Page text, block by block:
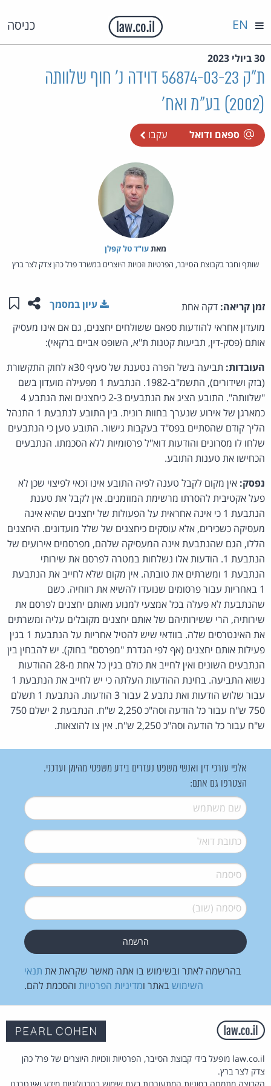
כניסה EN
30 ביולי 2023
ת"ק 56874-03-23 דוידה נ' חוף שלוותה
(2002) בע"מ ואח'
ספאם ודואל עקבו
מאת‏עו"ד טל קפלן
שותף וחבר בקבוצת הסייבר, הפרטיות וזכויות היוצרים במשרד פרל כהן צדק לצר ברץ
זמן קריאה: דקה אחת שתפו
עיון במסמך
מועדון אחראי להודעות ספאם ששולחים יחצנים, גם אם אינו מעסיק
אותם (פסק-דין, תביעות קטנות ת"א, השופט אביים ברקאי):
העובדות:
תביעה בשל הפרה נטענת של סעיף 30א לחוק התקשורת
(בזק ושידורים), התשמ"ב-1982. הנתבעת 1 מפעילה מועדון בשם
"שלוותה". התובע הציג את הנתבעים 2-3 כיחצנים ואת הנתבע 4
כמארגן של אירוע שנערך בחוות רונית. בין התובע לנתבעת 1 התנהל
הליך קודם שהסתיים בפס"ד בעקבות גישור. התובע טען כי הנתבעים
שלחו לו מסרונים והודעות דוא"ל פרסומיות ללא הסכמתו. הנתבעים
הכחישו את טענות התובע.
נפסק: אין מקום לקבל טענה לפיה התובע אינו זכאי לפיצוי שכן לא
פעל אקטיבית להסרתו מרשימת המוזמנים. אין לקבל את טענת
הנתבעת 1 כי אינה אחראית על הפעולות של יחצנים שהיא אינה
מעסיקה כשכירים, אלא עוסקים כיחצנים של שלל מועדונים. היחצנים
הללו, הגם שהנתבעת אינה המעסיקה שלהם, מפרסמים אירועים של
הנתבעת 1. הודעות אלו נשלחות במטרה לפרסם את שירותי
הנתבעת 1 ומשרתים את טובתה. אין מקום שלא לחייב את הנתבעת
1 באחריות עבור פרסומים שנועדו להשיא את רווחיה. כשם
שהנתבעת לא פעלה בכל אמצעי למנוע מאותם יחצנים לפרסם את
שירותיה, הרי ששירותיהם של אותם יחצנים מקובלים עליה ומשרתים
את האינטרסים שלה. בוודאי שיש להטיל אחריות על הנתבעת 1 בגין
פעילות אותם יחצנים (אף לפי הגדרת "מפרסם" בחוק). יש להבחין בין
הנתבעים השונים ואין לחייב את כולם בגין כל אחת מ-28 ההודעות
נשוא התביעה. בחינת ההודעות העלתה כי יש לחייב את הנתבעת 1
עבור שלוש הודעות ואת נתבע 2 עבור 3 הודעות. הנתבעת 1 תשלם
750 ש"ח עבור כל הודעה וסה"כ 2,250 ש"ח. הנתבעת 2 ישלם 750
ש"ח עבור כל הודעה וסה"כ 2,250 ש"ח. אין צו להוצאות.
אלפי עורכי דין ואנשי משפט נעזרים בידע משפטי מהימן ועדכני.
הצטרפו גם אתם:
שם משתמש*
דואל*
סיסמה*
סיסמה (שוב)*
בהרשמה לאתר ובשימוש בו אתה מאשר שקראת את תנאי
השימוש באתר ומדיניות הפרטיות והסכמת להם.
law.co.il מופעל בידי קבוצת הסייבר, הפרטיות וזכויות היוצרים של פרל כהן
צדק לצר ברץ.